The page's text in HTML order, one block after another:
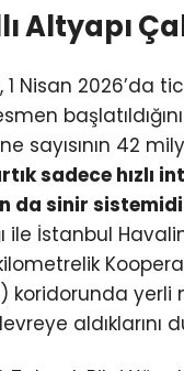
Altyapı
1 Nisan 2026’da
sayısının 42
sadece hızlı
da sinir
ile İstanbul
koridorunda yerli
aldıklarını